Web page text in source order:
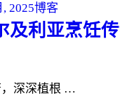
, 2025博客
及利亚烹饪
，深深植根 …